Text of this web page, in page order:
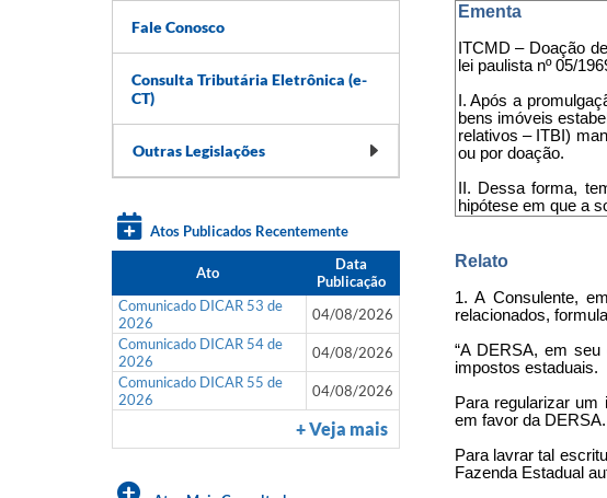
Fale Conosco
Consulta Tributária Eletrônica (e-
CT)
Outras Legislações
Atos Publicados Recentemente
Ato
Data
Publicação
Comunicado DICAR 53 de
2026
04/08/2026
Comunicado DICAR 54 de
2026
04/08/2026
Comunicado DICAR 55 de
2026
04/08/2026
+ Veja mais
Ementa
ITCMD – Doação
lei paulista nº 05/
I. Após a
bens imóveis
relativos – ITBI)
ou por doação.
II. Dessa forma,
hipótese em que a
Relato
1. A Consulente,
relacionados,
“A DERSA, em
impostos estaduais.
Para regularizar
em favor da DERSA.
Para lavrar tal
Fazenda Estadual